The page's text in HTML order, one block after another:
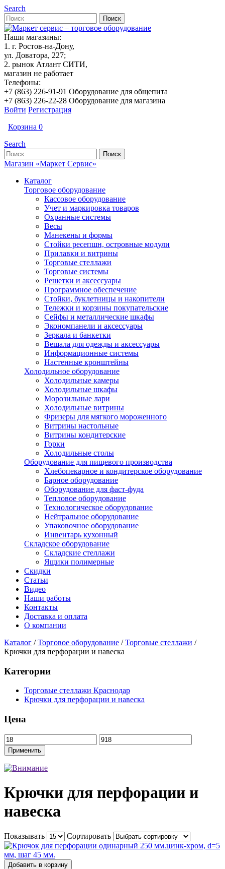
Search
Наши магазины:
1. г. Ростов-на-Дону,
ул. Доватора, 227;
2. рынок Атлант СИТИ,
магазин не работает
Телефоны:
+7 (863) 226-91-91 Оборудование для общепита
+7 (863) 226-22-28 Оборудование для магазина
Войти Регистрация
Корзина 0
Search
Магазин «Маркет Сервис»
Каталог
Торговое оборудование
Кассовое оборудование
Учет и маркировка товаров
Охранные системы
Весы
Манекены и формы
Стойки ресепшн, островные модули
Прилавки и витрины
Торговые стеллажи
Торговые системы
Решетки и аксессуары
Программное обеспечение
Стойки, буклетницы и накопители
Тележки и корзины покупательские
Сейфы и металлические шкафы
Экономпанели и аксессуары
Зеркала и банкетки
Вешала для одежды и аксессуары
Информационные системы
Настенные кронштейны
Холодильное оборудование
Холодильные камеры
Холодильные шкафы
Морозильные лари
Холодильные витрины
Фризеры для мягкого мороженного
Витрины настольные
Витрины кондитерские
Горки
Холодильные столы
Оборудование для пищевого производства
Хлебопекарное и кондитерское оборудование
Барное оборудование
Оборудование для фаст-фуда
Тепловое оборудование
Технологическое оборудование
Нейтральное оборудование
Упаковочное оборудование
Инвентарь кухонный
Складское оборудование
Складские стеллажи
Ящики полимерные
Скидки
Статьи
Видео
Наши работы
Контакты
Доставка и оплата
О компании
Каталог / Торговое оборудование / Торговые стеллажи /
Крючки для перфорации и навеска
Категории
Торговые стеллажи Краснодар
Крючки для перфорации и навеска
Цена
Крючки для перфорации и
навеска
Показывать Сортировать